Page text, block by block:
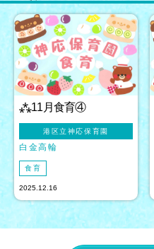
⁂11月食育④
港区立神応保育園
白金高輪
食育
2025.12.16